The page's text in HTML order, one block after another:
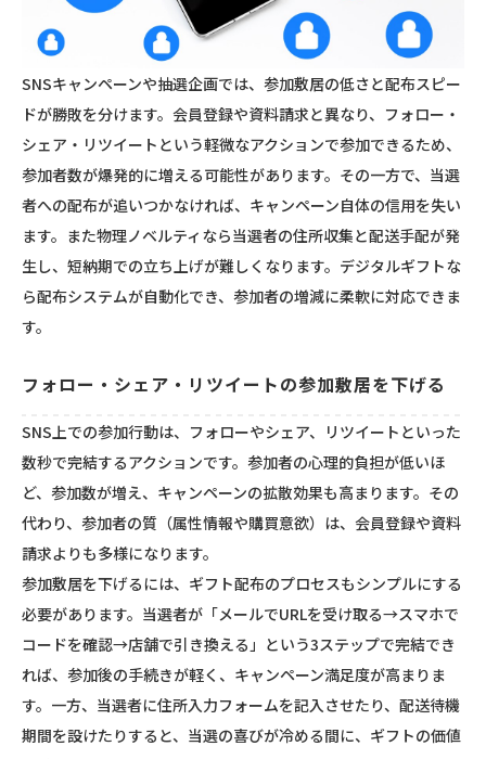
SNSキャンペーンや抽選企画では、参加敷居の低さと配布スピー
ドが勝敗を分けます。会員登録や資料請求と異なり、フォロー・
シェア・リツイートという軽微なアクションで参加できるため、
参加者数が爆発的に増える可能性があります。その一方で、当選
者への配布が追いつかなければ、キャンペーン自体の信用を失い
ます。また物理ノベルティなら当選者の住所収集と配送手配が発
生し、短納期での立ち上げが難しくなります。デジタルギフトな
ら配布システムが自動化でき、参加者の増減に柔軟に対応できま
す。
フォロー・シェア・リツイートの参加敷居を下げる
SNS上での参加行動は、フォローやシェア、リツイートといった
数秒で完結するアクションです。参加者の心理的負担が低いほ
ど、参加数が増え、キャンペーンの拡散効果も高まります。その
代わり、参加者の質（属性情報や購買意欲）は、会員登録や資料
請求よりも多様になります。
参加敷居を下げるには、ギフト配布のプロセスもシンプルにする
必要があります。当選者が「メールでURLを受け取る→スマホで
コードを確認→店舗で引き換える」という3ステップで完結でき
れば、参加後の手続きが軽く、キャンペーン満足度が高まりま
す。一方、当選者に住所入力フォームを記入させたり、配送待機
期間を設けたりすると、当選の喜びが冷める間に、ギフトの価値